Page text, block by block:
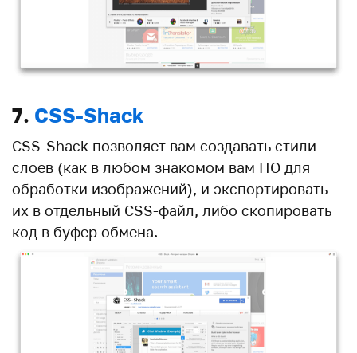
7. CSS-Shack
CSS-Shack позволяет вам создавать стили
слоев (как в любом знакомом вам ПО для
обработки изображений), и экспортировать
их в отдельный CSS-файл, либо скопировать
код в буфер обмена.